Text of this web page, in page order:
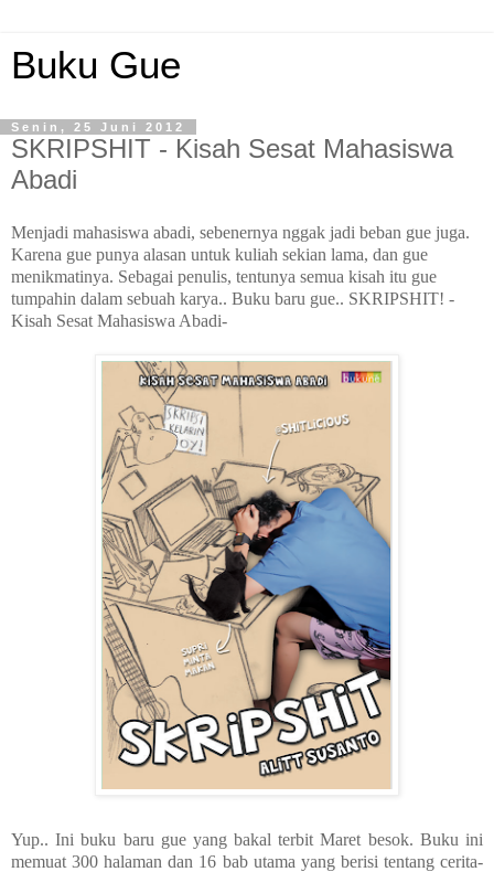
Buku Gue
Senin, 25 Juni 2012
SKRIPSHIT - Kisah Sesat Mahasiswa
Abadi
Menjadi mahasiswa abadi, sebenernya nggak jadi beban gue juga.
Karena gue punya alasan untuk kuliah sekian lama, dan gue
menikmatinya. Sebagai penulis, tentunya semua kisah itu gue
tumpahin dalam sebuah karya.. Buku baru gue.. SKRIPSHIT! -
Kisah Sesat Mahasiswa Abadi-
Yup.. Ini buku baru gue yang bakal terbit Maret besok. Buku ini
memuat 300 halaman dan 16 bab utama yang berisi tentang cerita-